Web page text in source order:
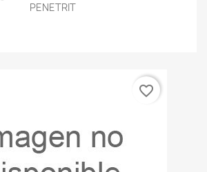
PENETRIT
favorite_border